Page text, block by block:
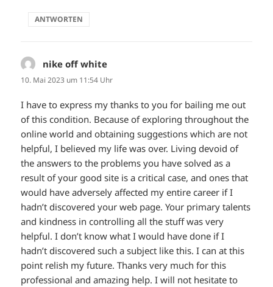
ANTWORTEN
nike off white
10. Mai 2023 um 11:54 Uhr
I have to express my thanks to you for bailing me out
of this condition. Because of exploring throughout the
online world and obtaining suggestions which are not
helpful, I believed my life was over. Living devoid of
the answers to the problems you have solved as a
result of your good site is a critical case, and ones that
would have adversely affected my entire career if I
hadn’t discovered your web page. Your primary talents
and kindness in controlling all the stuff was very
helpful. I don’t know what I would have done if I
hadn’t discovered such a subject like this. I can at this
point relish my future. Thanks very much for this
professional and amazing help. I will not hesitate to